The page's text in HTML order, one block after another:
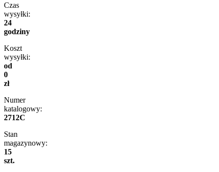
Czas
wysyłki:
24
godziny
Koszt
wysyłki:
od
0
zł
Numer
katalogowy:
2712C
Stan
magazynowy:
15
szt.